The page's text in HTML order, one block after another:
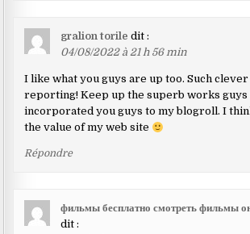
gralion torile dit :
04/08/2022 à 21 h 56 min
I like what you guys are up too. Such
reporting! Keep up the superb works guys
incorporated you guys to my blogroll. I
the value of my web site
Répondre
фильмы бесплатно смотреть фильмы
dit :